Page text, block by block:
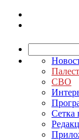
СВО
Сетка